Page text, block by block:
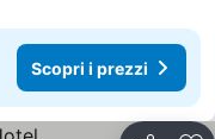
Scopri i prezzi